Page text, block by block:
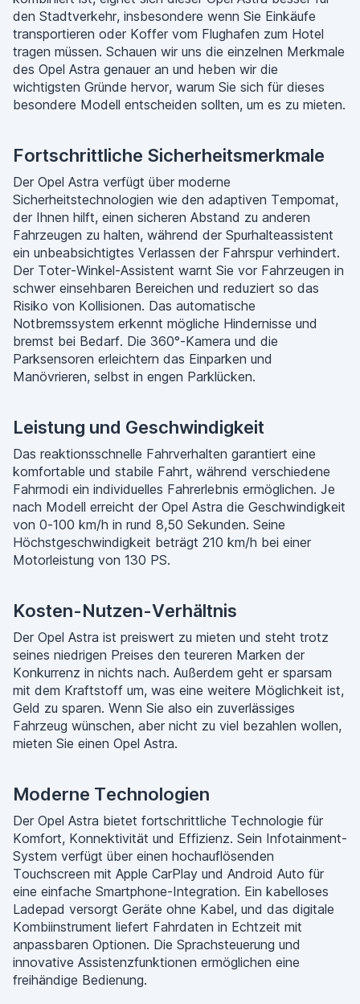
den Stadtverkehr, insbesondere wenn Sie Einkäufe
transportieren oder Koffer vom Flughafen zum Hotel
tragen müssen. Schauen wir uns die einzelnen Merkmale
des Opel Astra genauer an und heben wir die
wichtigsten Gründe hervor, warum Sie sich für dieses
besondere Modell entscheiden sollten, um es zu mieten.
Fortschrittliche Sicherheitsmerkmale
Der Opel Astra verfügt über moderne
Sicherheitstechnologien wie den adaptiven Tempomat,
der Ihnen hilft, einen sicheren Abstand zu anderen
Fahrzeugen zu halten, während der Spurhalteassistent
ein unbeabsichtigtes Verlassen der Fahrspur verhindert.
Der Toter-Winkel-Assistent warnt Sie vor Fahrzeugen in
schwer einsehbaren Bereichen und reduziert so das
Risiko von Kollisionen. Das automatische
Notbremssystem erkennt mögliche Hindernisse und
bremst bei Bedarf. Die 360°-Kamera und die
Parksensoren erleichtern das Einparken und
Manövrieren, selbst in engen Parklücken.
Leistung und Geschwindigkeit
Das reaktionsschnelle Fahrverhalten garantiert eine
komfortable und stabile Fahrt, während verschiedene
Fahrmodi ein individuelles Fahrerlebnis ermöglichen. Je
nach Modell erreicht der Opel Astra die Geschwindigkeit
von 0-100 km/h in rund 8,50 Sekunden. Seine
Höchstgeschwindigkeit beträgt 210 km/h bei einer
Motorleistung von 130 PS.
Kosten-Nutzen-Verhältnis
Der Opel Astra ist preiswert zu mieten und steht trotz
seines niedrigen Preises den teureren Marken der
Konkurrenz in nichts nach. Außerdem geht er sparsam
mit dem Kraftstoff um, was eine weitere Möglichkeit ist,
Geld zu sparen. Wenn Sie also ein zuverlässiges
Fahrzeug wünschen, aber nicht zu viel bezahlen wollen,
mieten Sie einen Opel Astra.
Moderne Technologien
Der Opel Astra bietet fortschrittliche Technologie für
Komfort, Konnektivität und Effizienz. Sein Infotainment-
System verfügt über einen hochauflösenden
Touchscreen mit Apple CarPlay und Android Auto für
eine einfache Smartphone-Integration. Ein kabelloses
Ladepad versorgt Geräte ohne Kabel, und das digitale
Kombiinstrument liefert Fahrdaten in Echtzeit mit
anpassbaren Optionen. Die Sprachsteuerung und
innovative Assistenzfunktionen ermöglichen eine
freihändige Bedienung.